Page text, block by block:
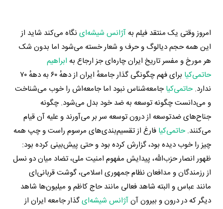
امروز وقتی یک منتقد فیلم بهآژانس شیشه‌ای نگاه می‌کند شاید از
این همه حجم دیالوگ و حرف و شعار خسته می‌شود اما بدون شک
هر مورخ و مفسر تاریخ ایران چاره‌ای جز ارجاع به ابراهیم
حاتمی‌کیا
برای فهم چگونگی گذار جامعهٔ ایران از دههٔ ۶۰ به دههٔ ۷۰
ندارد.حاتمی‌کیاجامعه‌شناس نبود اما جامعه‌اش را خوب می‌شناخت
و می‌دانست چگونه توسعه به ضد خود بدل می‌شود. چگونه
جناح‌های ضدتوسعه از درون توسعه سر بر می‌آورند و علیه آن قیام
می‌کنند.حاتمی‌کیا فارغ از تقسیم‌بندی‌های مرسوم راست و چپ همه‌
چیز را خوب دیده بود، گزارش کرده بود و حتی پیش‌بینی کرده بود:
ظهور انصار حزب‌الله، پیدایش مفهوم امنیت ملی، تضاد میان دو نسل
از رزمندگان و مدافعان نظام جمهوری اسلامی، گوشت قربانی‌ای
مانند عباس و البته شاهد فعالی مانند حاج کاظم و میلیون‌ها شاهد
دیگر که در درون و بیرون آنآژانس شیشه‌ایگذار جامعه ایران از